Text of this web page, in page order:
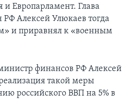
и Европарламент. Глава
Алексей Улюкаев тогда
и приравнял к «военным
финансов РФ Алексей
такой меры
российского ВВП на 5% в